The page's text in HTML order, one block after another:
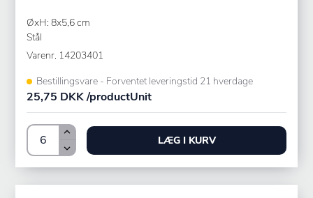
ØxH: 8x5,6 cm
Stål
Varenr. 14203401
Bestillingsvare - Forventet leveringstid 21 hverdage
25,75 DKK /productUnit
LÆG I KURV